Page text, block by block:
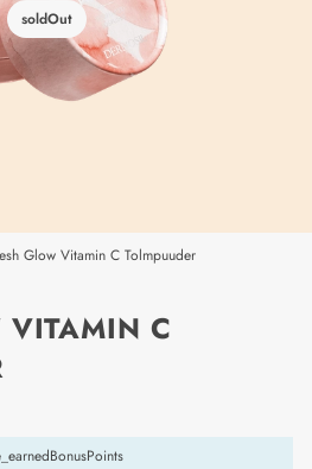
soldOut
Glow Vitamin C Tolmpuuder
VITAMIN C